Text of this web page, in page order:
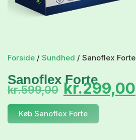
Forside / Sundhed / Sanoflex Forte
Sanoflex Forte
kr.599,00 kr.299,00
Køb Sanoflex Forte